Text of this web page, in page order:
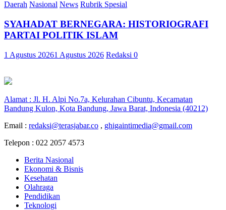
Daerah Nasional News Rubrik Spesial
SYAHADAT BERNEGARA: HISTORIOGRAFI
PARTAI POLITIK ISLAM
1 Agustus 20261 Agustus 2026 Redaksi 0
Alamat : Jl. H. Alpi No.7a, Kelurahan Cibuntu, Kecamatan
Bandung Kulon, Kota Bandung, Jawa Barat, Indonesia (40212)
Email : redaksi@terasjabar.co , ghigaintimedia@gmail.com
Telepon : 022 2057 4573
Berita Nasional
Ekonomi & Bisnis
Kesehatan
Olahraga
Pendidikan
Teknologi